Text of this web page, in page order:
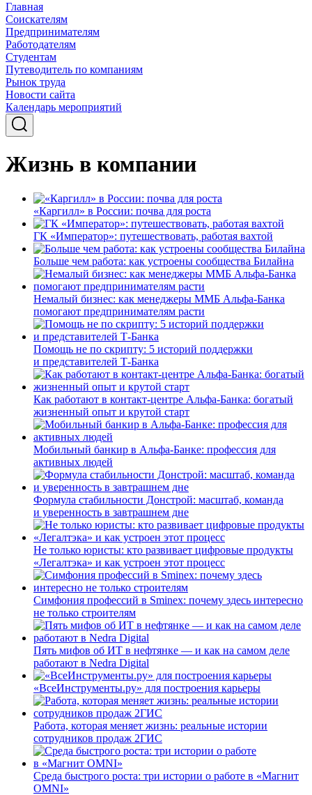
Главная
Соискателям
Предпринимателям
Работодателям
Студентам
Путеводитель по компаниям
Рынок труда
Новости сайта
Календарь мероприятий
Жизнь в компании
«Каргилл» в России: почва для роста
ГК «Император»: путешествовать, работая вахтой
Больше чем работа: как устроены сообщества Билайна
Немалый бизнес: как менеджеры ММБ Альфа-Банка
помогают предпринимателям расти
Помощь не по скрипту: 5 историй поддержки
и представителей Т-Банка
Как работают в контакт-центре Альфа-Банка: богатый
жизненный опыт и крутой старт
Мобильный банкир в Альфа-Банке: профессия для
активных людей
Формула стабильности Донстрой: масштаб, команда
и уверенность в завтрашнем дне
Не только юристы: кто развивает цифровые продукты
«Легалтэка» и как устроен этот процесс
Симфония профессий в Sminex: почему здесь интересно
не только строителям
Пять мифов об ИТ в нефтянке — и как на самом деле
работают в Nedra Digital
«ВсеИнструменты.ру» для построения карьеры
Работа, которая меняет жизнь: реальные истории
сотрудников продаж 2ГИС
Среда быстрого роста: три истории о работе в «Магнит
OMNI»